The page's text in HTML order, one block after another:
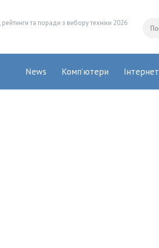
та поради з вибору техніки 2026
News Комп’ютери Інтернет